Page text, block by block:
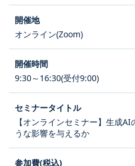
オンライン(Zoom)
9:30～16:30(受付9:00)
【オンラインセミナー】生成
うな影響を与えるか